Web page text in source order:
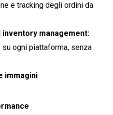
e tracking degli ordini da
management:
ogni piattaforma, senza
immagini